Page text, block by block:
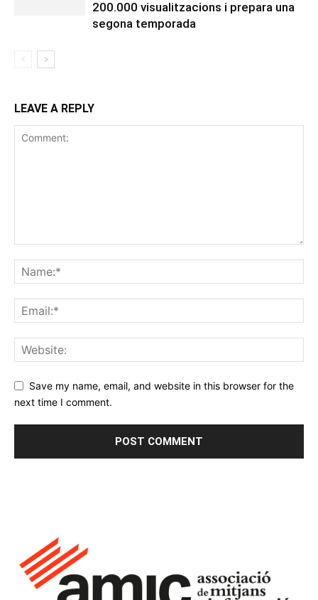
200.000 visualitzacions i prepara una
segona temporada
LEAVE A REPLY
Save my name, email, and website in this browser for the
next time I comment.